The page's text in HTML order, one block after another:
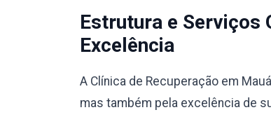
Estrutura e Serviços
Excelência
A Clínica de Recuperação em
mas também pela excelência de